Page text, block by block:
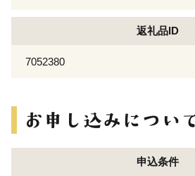
返礼品ID
7052380
申込条件